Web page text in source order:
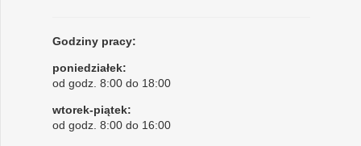
Godziny pracy:
poniedziałek:
od godz. 8:00 do 18:00
wtorek-piątek:
od godz. 8:00 do 16:00